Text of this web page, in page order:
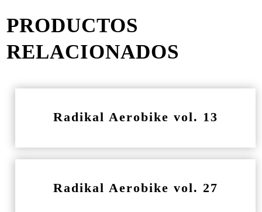
PRODUCTOS
RELACIONADOS
Radikal Aerobike vol. 13
Radikal Aerobike vol. 27